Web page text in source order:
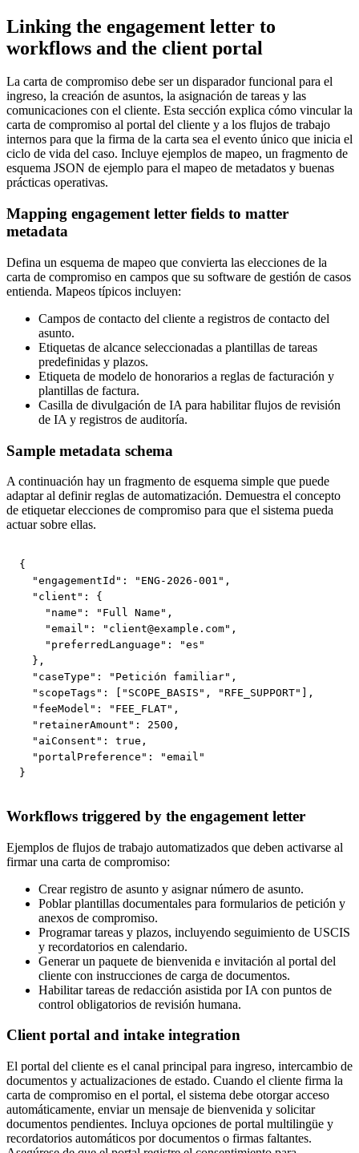
Linking the engagement letter to
workflows and the client portal
La carta de compromiso debe ser un disparador funcional para el
ingreso, la creación de asuntos, la asignación de tareas y las
comunicaciones con el cliente. Esta sección explica cómo vincular la
carta de compromiso al portal del cliente y a los flujos de trabajo
internos para que la firma de la carta sea el evento único que inicia el
ciclo de vida del caso. Incluye ejemplos de mapeo, un fragmento de
esquema JSON de ejemplo para el mapeo de metadatos y buenas
prácticas operativas.
Mapping engagement letter fields to matter
metadata
Defina un esquema de mapeo que convierta las elecciones de la
carta de compromiso en campos que su software de gestión de casos
entienda. Mapeos típicos incluyen:
Campos de contacto del cliente a registros de contacto del
asunto.
Etiquetas de alcance seleccionadas a plantillas de tareas
predefinidas y plazos.
Etiqueta de modelo de honorarios a reglas de facturación y
plantillas de factura.
Casilla de divulgación de IA para habilitar flujos de revisión
de IA y registros de auditoría.
Sample metadata schema
A continuación hay un fragmento de esquema simple que puede
adaptar al definir reglas de automatización. Demuestra el concepto
de etiquetar elecciones de compromiso para que el sistema pueda
actuar sobre ellas.
{
  "engagementId": "ENG-2026-001",
  "client": {
    "name": "Full Name",
    "email": "
client@example.com",
    "preferredLanguage": "es"
  },
  "caseType": "Petición familiar",
  "scopeTags": ["SCOPE_BASIS", "RFE_SUPPORT"],
  "feeModel": "FEE_FLAT",
  "retainerAmount": 2500,
  "aiConsent": true,
  "portalPreference": "email"
}
Workflows triggered by the engagement letter
Ejemplos de flujos de trabajo automatizados que deben activarse al
firmar una carta de compromiso:
Crear registro de asunto y asignar número de asunto.
Poblar plantillas documentales para formularios de petición y
anexos de compromiso.
Programar tareas y plazos, incluyendo seguimiento de USCIS
y recordatorios en calendario.
Generar un paquete de bienvenida e invitación al portal del
cliente con instrucciones de carga de documentos.
Habilitar tareas de redacción asistida por IA con puntos de
control obligatorios de revisión humana.
Client portal and intake integration
El portal del cliente es el canal principal para ingreso, intercambio de
documentos y actualizaciones de estado. Cuando el cliente firma la
carta de compromiso en el portal, el sistema debe otorgar acceso
automáticamente, enviar un mensaje de bienvenida y solicitar
documentos pendientes. Incluya opciones de portal multilingüe y
recordatorios automáticos por documentos o firmas faltantes.